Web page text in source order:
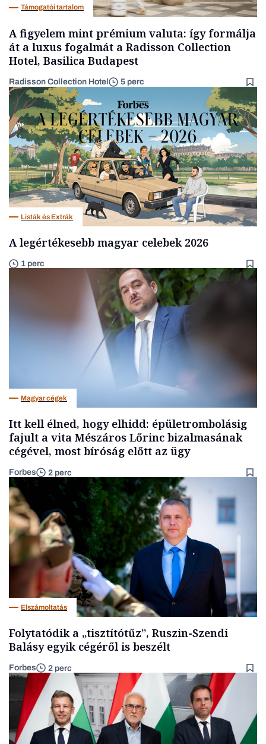
Támogatói tartalom
A figyelem mint prémium valuta: így formálja
át a luxus fogalmát a Radisson Collection
Hotel, Basilica Budapest
Radisson Collection Hotel 5 perc
Listák és Extrák
A legértékesebb magyar celebek 2026
1 perc
Magyar cégek
Itt kell élned, hogy elhidd: épületrombolásig
fajult a vita Mészáros Lőrinc bizalmasának
cégével, most bíróság előtt az ügy
Forbes 2 perc
Elszámoltatás
Folytatódik a „tisztítótűz”, Ruszin-Szendi
Balásy egyik cégéről is beszélt
Forbes 2 perc